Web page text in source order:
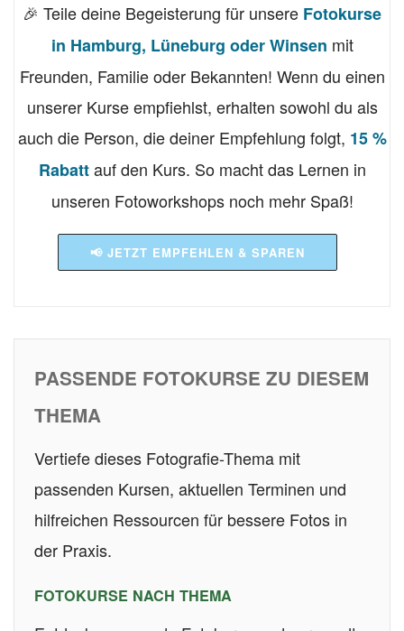
🎉 Teile deine Begeisterung für unsere Fotokurse
in Hamburg, Lüneburg oder Winsen mit
Freunden, Familie oder Bekannten! Wenn du einen
unserer Kurse empfiehlst, erhalten sowohl du als
auch die Person, die deiner Empfehlung folgt, 15 %
Rabattauf den Kurs. So macht das Lernen in
unseren Fotoworkshops noch mehr Spaß!
📢 JETZT EMPFEHLEN & SPAREN
PASSENDE FOTOKURSE ZU DIESEM
THEMA
Vertiefe dieses Fotografie-Thema mit
passenden Kursen, aktuellen Terminen und
hilfreichen Ressourcen für bessere Fotos in
der Praxis.
FOTOKURSE NACH THEMA